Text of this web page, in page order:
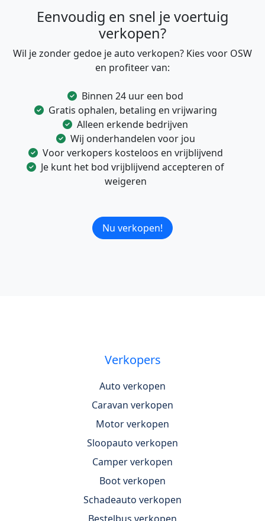
Eenvoudig en snel je voertuig
verkopen?
Wil je zonder gedoe je auto verkopen? Kies voor OSW
en profiteer van:
Binnen 24 uur een bod
Gratis ophalen, betaling en vrijwaring
Alleen erkende bedrijven
Wij onderhandelen voor jou
Voor verkopers kosteloos en vrijblijvend
Je kunt het bod vrijblijvend accepteren of
weigeren
Nu verkopen!
Verkopers
Auto verkopen
Caravan verkopen
Motor verkopen
Sloopauto verkopen
Camper verkopen
Boot verkopen
Schadeauto verkopen